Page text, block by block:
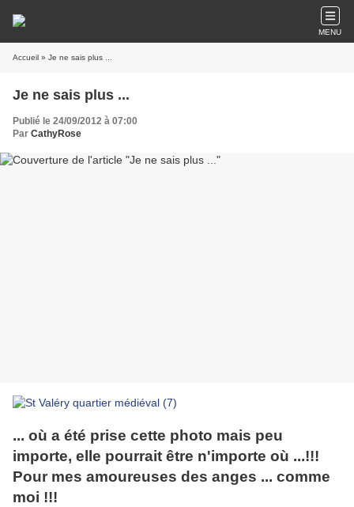
MENU
Accueil » Je ne sais plus ...
Je ne sais plus ...
Publié le 24/09/2012 à 07:00
Par CathyRose
... où a été prise cette photo mais peu
importe, elle pourrait être n'importe où ...!!!
Pour mes amoureuses des anges ... comme
moi !!!